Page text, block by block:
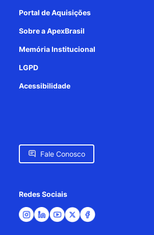
Portal de Aquisições
Sobre a ApexBrasil
Memória Institucional
LGPD
Acessibilidade
Fale Conosco
Redes Sociais